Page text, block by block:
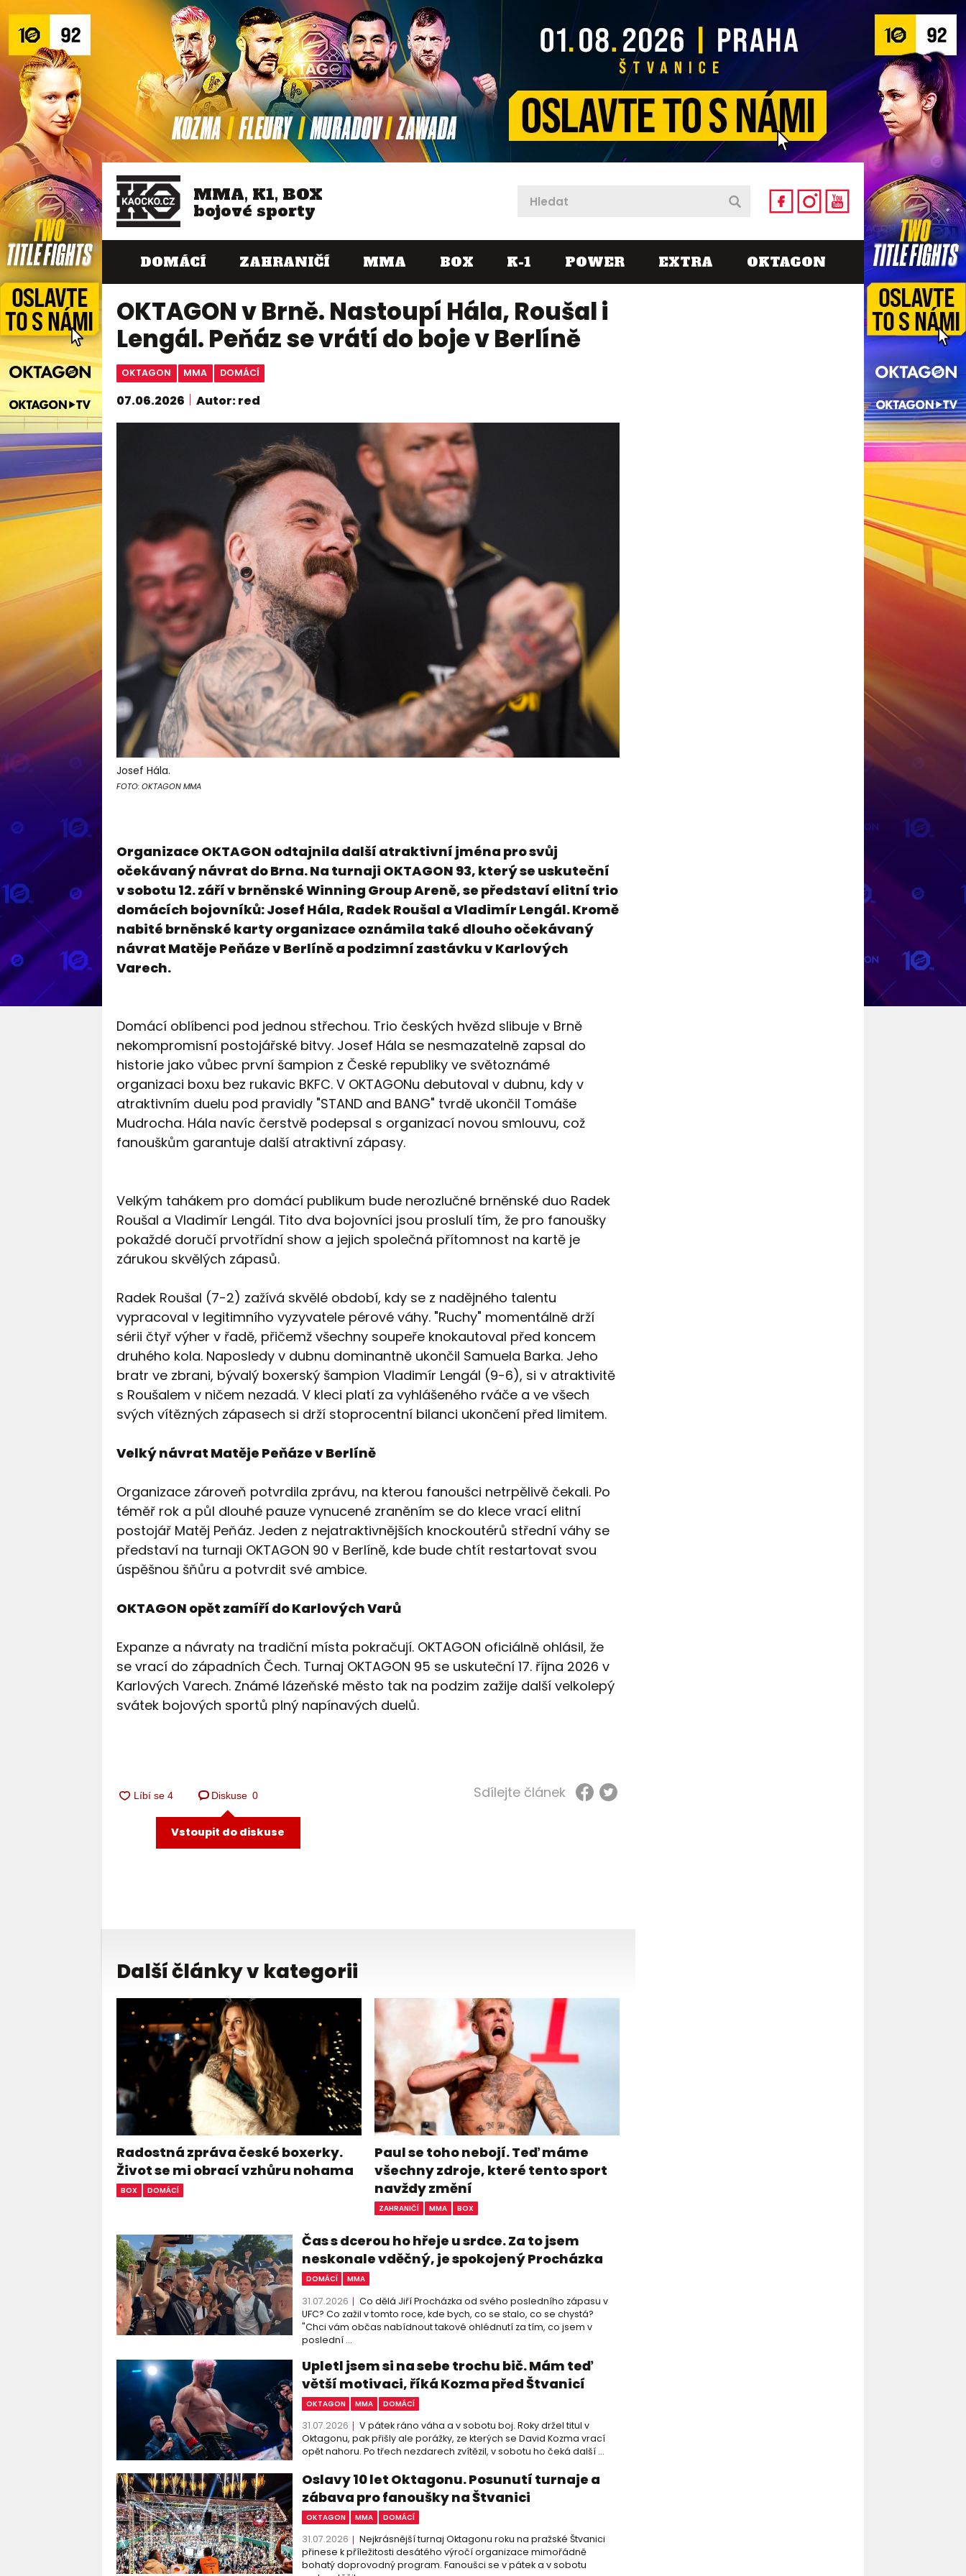
MMA, K1, BOX
bojové sporty
DOMÁCÍ ZAHRANIČÍ MMA BOX K-1 POWER EXTRA OKTAGON
OKTAGON v Brně. Nastoupí Hála, Roušal i
Lengál. Peňáz se vrátí do boje v Berlíně
OKTAGON MMA DOMÁCÍ
07.06.2026 Autor: red
Josef Hála.
FOTO: OKTAGON MMA
Organizace OKTAGON odtajnila další atraktivní jména pro svůj
očekávaný návrat do Brna. Na turnaji OKTAGON 93, který se uskuteční
v sobotu 12. září v brněnské Winning Group Areně, se představí elitní trio
domácích bojovníků: Josef Hála, Radek Roušal a Vladimír Lengál. Kromě
nabité brněnské karty organizace oznámila také dlouho očekávaný
návrat Matěje Peňáze v Berlíně a podzimní zastávku v Karlových
Varech.
Domácí oblíbenci pod jednou střechou. Trio českých hvězd slibuje v Brně
nekompromisní postojářské bitvy. Josef Hála se nesmazatelně zapsal do
historie jako vůbec první šampion z České republiky ve světoznámé
organizaci boxu bez rukavic BKFC. V OKTAGONu debutoval v dubnu, kdy v
atraktivním duelu pod pravidly "STAND and BANG" tvrdě ukončil Tomáše
Mudrocha. Hála navíc čerstvě podepsal s organizací novou smlouvu, což
fanouškům garantuje další atraktivní zápasy.
Velkým tahákem pro domácí publikum bude nerozlučné brněnské duo Radek
Roušal a Vladimír Lengál. Tito dva bojovníci jsou proslulí tím, že pro fanoušky
pokaždé doručí prvotřídní show a jejich společná přítomnost na kartě je
zárukou skvělých zápasů.
Radek Roušal (7-2) zažívá skvělé období, kdy se z nadějného talentu
vypracoval v legitimního vyzyvatele pérové váhy. "Ruchy" momentálně drží
sérii čtyř výher v řadě, přičemž všechny soupeře knokautoval před koncem
druhého kola. Naposledy v dubnu dominantně ukončil Samuela Barka. Jeho
bratr ve zbrani, bývalý boxerský šampion Vladimír Lengál (9-6), si v atraktivitě
s Roušalem v ničem nezadá. V kleci platí za vyhlášeného rváče a ve všech
svých vítězných zápasech si drží stoprocentní bilanci ukončení před limitem.
Velký návrat Matěje Peňáze v Berlíně
Organizace zároveň potvrdila zprávu, na kterou fanoušci netrpělivě čekali. Po
téměř rok a půl dlouhé pauze vynucené zraněním se do klece vrací elitní
postojář Matěj Peňáz. Jeden z nejatraktivnějších knockoutérů střední váhy se
představí na turnaji OKTAGON 90 v Berlíně, kde bude chtít restartovat svou
úspěšnou šňůru a potvrdit své ambice.
OKTAGON opět zamíří do Karlových Varů
Expanze a návraty na tradiční místa pokračují. OKTAGON oficiálně ohlásil, že
se vrací do západních Čech. Turnaj OKTAGON 95 se uskuteční 17. října 2026 v
Karlových Varech. Známé lázeňské město tak na podzim zažije další velkolepý
svátek bojových sportů plný napínavých duelů.
Diskuse 0
Vstoupit do diskuse
Sdílejte článek
Další články v kategorii
Radostná zpráva české boxerky.
Život se mi obrací vzhůru nohama
BOX DOMÁCÍ
Paul se toho nebojí. Teď máme
všechny zdroje, které tento sport
navždy změní
ZAHRANIČÍ MMA BOX
Čas s dcerou ho hřeje u srdce. Za to jsem
neskonale vděčný, je spokojený Procházka
DOMÁCÍ MMA
31.07.2026
Co dělá Jiří Procházka od svého posledního zápasu v
UFC? Co zažil v tomto roce, kde bych, co se stalo, co se chystá?
"Chci vám občas nabídnout takové ohlédnutí za tím, co jsem v
poslední ...
Upletl jsem si na sebe trochu bič. Mám teď
větší motivaci, říká Kozma před Štvanicí
OKTAGON MMA DOMÁCÍ
31.07.2026
V pátek ráno váha a v sobotu boj. Roky držel titul v
Oktagonu, pak přišly ale porážky, ze kterých se David Kozma vrací
opět nahoru. Po třech nezdarech zvítězil, v sobotu ho čeká další ...
Oslavy 10 let Oktagonu. Posunutí turnaje a
zábava pro fanoušky na Štvanici
OKTAGON MMA DOMÁCÍ
31.07.2026
Nejkrásnější turnaj Oktagonu roku na pražské Štvanici
přinese k příležitosti desátého výročí organizace mimořádně
bohatý doprovodný program. Fanoušci se v pátek a v sobotu